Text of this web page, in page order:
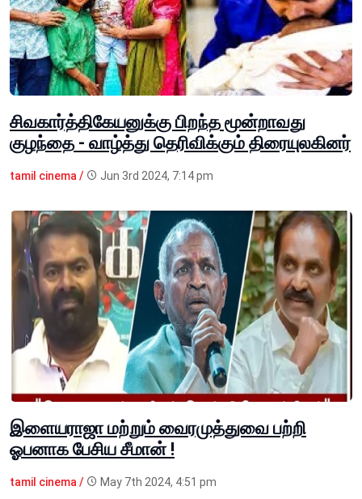
சிவகார்த்திகேயனுக்கு பிறந்த மூன்றாவது
குழந்தை - வாழ்த்து தெரிவிக்கும் திரையுலகினர்
tamil cinema / Jun 3rd 2024, 7:14 pm
இளையராஜா மற்றும் வைரமுத்துவை பற்றி
ஓபனாக பேசிய சீமான் !
tamil cinema / May 7th 2024, 4:51 pm